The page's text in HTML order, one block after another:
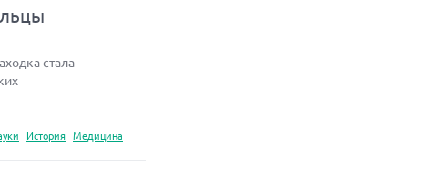
стала
История Медицина